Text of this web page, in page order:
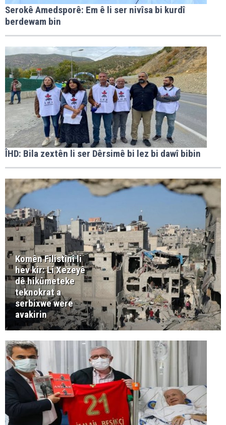
Serokê Amedsporê: Em ê li ser nivîsa bi kurdî
berdewam bin
ÎHD: Bila zextên li ser Dêrsimê bi lez bi dawî bibin
Komên Filistînî li
hev kir: Li Xezeyê
dê hikûmeteke
teknokrat a
serbixwe were
avakirin